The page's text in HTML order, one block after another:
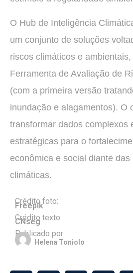
O Hub de Inteligência
um conjunto de soluções
riscos climáticos e
Ferramenta de Avaliação de
(com a primeira versão
inundação e alagamentos). O
transformar dados complexos
estratégicas para o
econômica e social diante das
climáticas.
Crédito foto:
Freepik
Crédito texto:
CNseg
Publicado por:
Helena Toniolo